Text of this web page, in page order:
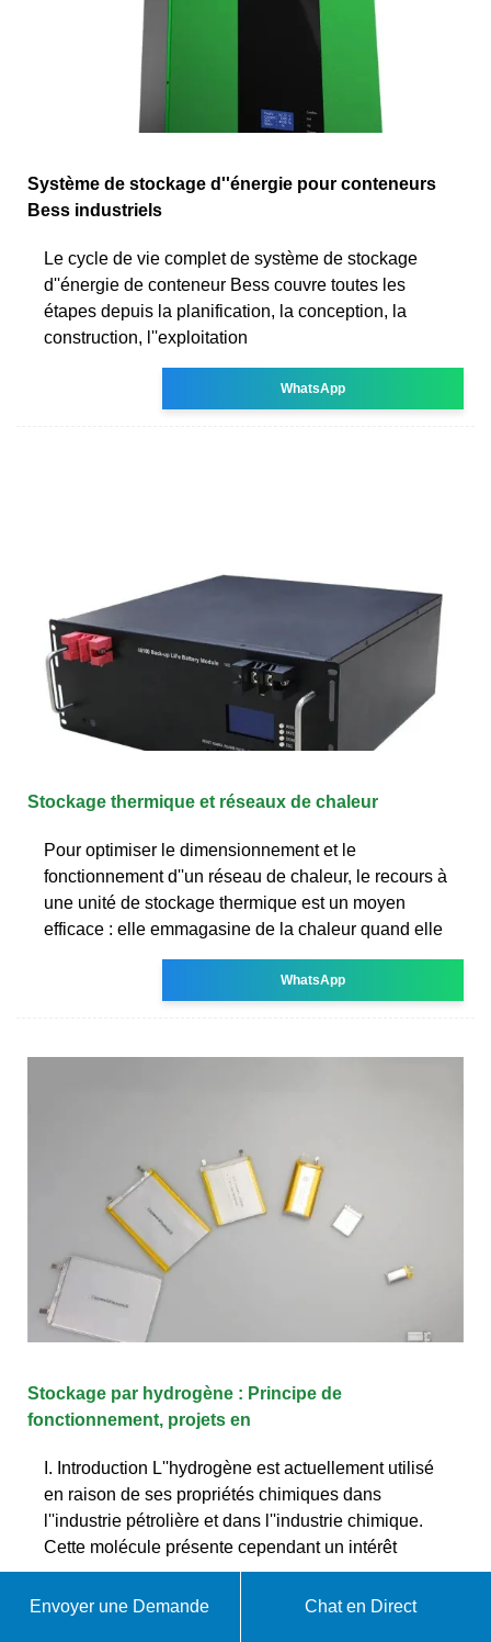
Système de stockage d''énergie pour conteneurs
Bess industriels
Le cycle de vie complet de système de stockage
d''énergie de conteneur Bess couvre toutes les
étapes depuis la planification, la conception, la
construction, l''exploitation
WhatsApp
Stockage thermique et réseaux de chaleur
Pour optimiser le dimensionnement et le
fonctionnement d''un réseau de chaleur, le recours à
une unité de stockage thermique est un moyen
efficace : elle emmagasine de la chaleur quand elle
WhatsApp
Stockage par hydrogène : Principe de
fonctionnement, projets en
I. Introduction L''hydrogène est actuellement utilisé
en raison de ses propriétés chimiques dans
l''industrie pétrolière et dans l''industrie chimique.
Cette molécule présente cependant un intérêt
WhatsApp
Envoyer une Demande Chat en Direct